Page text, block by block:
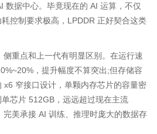
数据中心。毕竟现在的 AI 运算，不仅
控制要求极高，LPDDR 正好契合这类
重点和上一代有明显区别。在运行速
，提升幅度不算突出;但存储容
x6 窄接口设计，单颗内存芯片的容量密
芯片 512GB，远远超过现在主流
完美承接 AI 训练、推理时庞大的数据存